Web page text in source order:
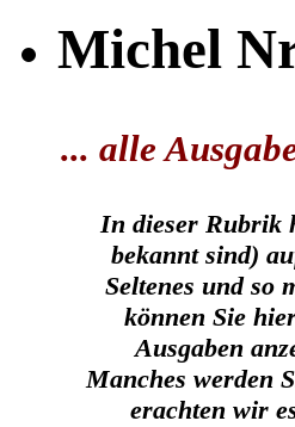
Michel
... alle
In dieser Rubrik
bekannt sind)
Seltenes und so
können Sie
Ausgaben
Manches werden
erachten wir